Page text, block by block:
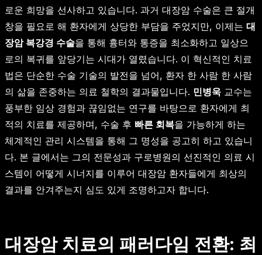
로운 희망을 선사하고 있습니다. 과거 대장암 수술은 큰 절개
창을 필요로 해 환자에게 상당한 부담을 주었지만, 이제는 대
장암 복강경 수술을 통해 흉터와 통증을 최소화하고 일상으
로의 복귀를 앞당기는 시대가 열렸습니다. 이 혁신적인 치료
법은 단순한 수술 기술의 발전을 넘어, 환자 한 사람 한 사람
의 삶을 존중하는 의료 철학의 결과물입니다. 민병욱 교수는
풍부한 임상 경험과 끊임없는 연구를 바탕으로 환자에게 최
적의 치료를 제공하며, 수술 후 빠른 회복을 가능하게 하는
체계적인 관리 시스템을 통해 그 명성을 공고히 하고 있습니
다. 본 글에서는 그의 전문성과 구로병원의 선진적인 의료 시
스템이 어떻게 시너지를 이루어 대장암 환자들에게 최상의
결과를 안겨주는지 심도 있게 조명하고자 합니다.
대장암 치료의 패러다임 전환: 최